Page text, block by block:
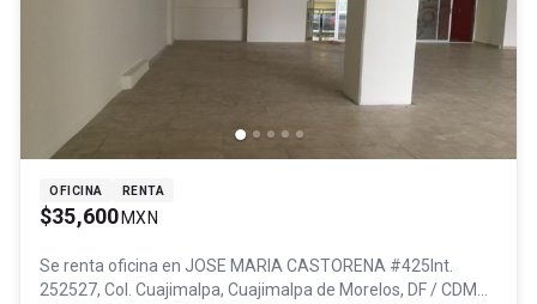
OFICINA RENTA
$35,600 MXN
Se renta oficina en JOSE MARIA CASTORENA #425Int.
252527, Col. Cuajimalpa, Cuajimalpa de Morelos, DF / CDMX